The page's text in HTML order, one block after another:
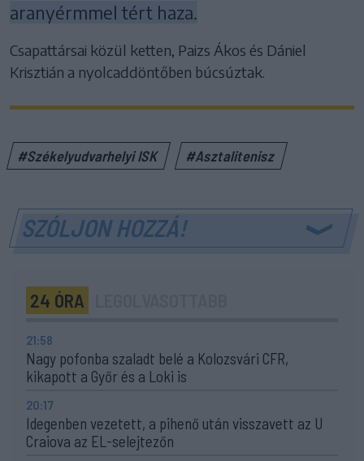
aranyérmmel tért haza.
Csapattársai közül ketten, Paizs Ákos és Dániel
Krisztián a nyolcaddöntőben búcsúztak.
#Székelyudvarhelyi ISK #Asztalitenisz
SZÓLJON HOZZÁ!
24 ÓRA
21:58
Nagy pofonba szaladt belé a Kolozsvári CFR,
kikapott a Győr és a Loki is
20:17
Idegenben vezetett, a pihenő után visszavett az U
Craiova az EL-selejtezőn